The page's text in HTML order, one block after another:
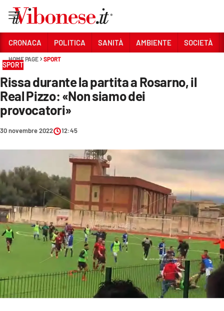
Sezioni
CRONACA
POLITICA
SOCIETÀ
CULTURA
ECONOMIA E LAVORO
EVENTI
Streaming
LAC TV
CRONACA POLITICA SANITÀ AMBIENTE SOCIETÀ
HOME PAGE SPORT
SPORT
Rissa durante la partita a Rosarno, il
Real Pizzo: «Non siamo dei
provocatori»
30 novembre 2022 12:45